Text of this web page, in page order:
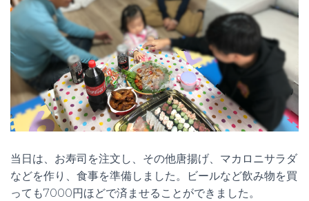
当日は、お寿司を注文し、その他唐揚げ、マカロニサラダ
などを作り、食事を準備しました。ビールなど飲み物を買
っても7000円ほどで済ませることができました。